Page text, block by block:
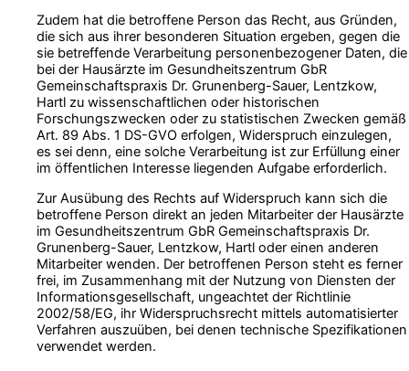
Zudem hat die betroffene Person das Recht, aus Gründen,
die sich aus ihrer besonderen Situation ergeben, gegen die
sie betreffende Verarbeitung personenbezogener Daten, die
bei der Hausärzte im Gesundheitszentrum GbR
Gemeinschaftspraxis Dr. Grunenberg-Sauer, Lentzkow,
Hartl zu wissenschaftlichen oder historischen
Forschungszwecken oder zu statistischen Zwecken gemäß
Art. 89 Abs. 1 DS-GVO erfolgen, Widerspruch einzulegen,
es sei denn, eine solche Verarbeitung ist zur Erfüllung einer
im öffentlichen Interesse liegenden Aufgabe erforderlich.
Zur Ausübung des Rechts auf Widerspruch kann sich die
betroffene Person direkt an jeden Mitarbeiter der Hausärzte
im Gesundheitszentrum GbR Gemeinschaftspraxis Dr.
Grunenberg-Sauer, Lentzkow, Hartl oder einen anderen
Mitarbeiter wenden. Der betroffenen Person steht es ferner
frei, im Zusammenhang mit der Nutzung von Diensten der
Informationsgesellschaft, ungeachtet der Richtlinie
2002/58/EG, ihr Widerspruchsrecht mittels automatisierter
Verfahren auszuüben, bei denen technische Spezifikationen
verwendet werden.